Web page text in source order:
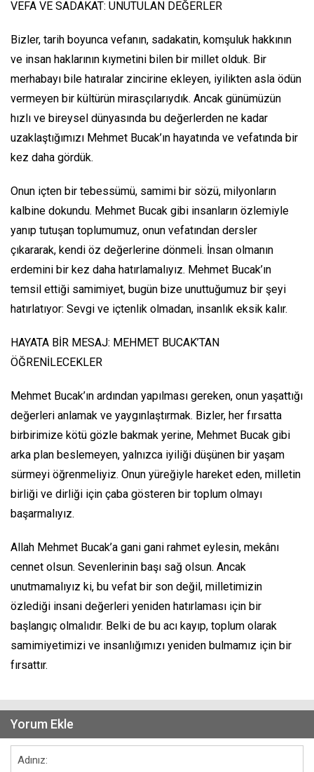
VEFA VE SADAKAT: UNUTULAN DEĞERLER
Bizler, tarih boyunca vefanın, sadakatin, komşuluk hakkının
ve insan haklarının kıymetini bilen bir millet olduk. Bir
merhabayı bile hatıralar zincirine ekleyen, iyilikten asla ödün
vermeyen bir kültürün mirasçılarıydık. Ancak günümüzün
hızlı ve bireysel dünyasında bu değerlerden ne kadar
uzaklaştığımızı Mehmet Bucak’ın hayatında ve vefatında bir
kez daha gördük.
Onun içten bir tebessümü, samimi bir sözü, milyonların
kalbine dokundu. Mehmet Bucak gibi insanların özlemiyle
yanıp tutuşan toplumumuz, onun vefatından dersler
çıkararak, kendi öz değerlerine dönmeli. İnsan olmanın
erdemini bir kez daha hatırlamalıyız. Mehmet Bucak’ın
temsil ettiği samimiyet, bugün bize unuttuğumuz bir şeyi
hatırlatıyor: Sevgi ve içtenlik olmadan, insanlık eksik kalır.
HAYATA BİR MESAJ: MEHMET BUCAK’TAN
ÖĞRENİLECEKLER
Mehmet Bucak’ın ardından yapılması gereken, onun yaşattığı
değerleri anlamak ve yaygınlaştırmak. Bizler, her fırsatta
birbirimize kötü gözle bakmak yerine, Mehmet Bucak gibi
arka plan beslemeyen, yalnızca iyiliği düşünen bir yaşam
sürmeyi öğrenmeliyiz. Onun yüreğiyle hareket eden, milletin
birliği ve dirliği için çaba gösteren bir toplum olmayı
başarmalıyız.
Allah Mehmet Bucak’a gani gani rahmet eylesin, mekânı
cennet olsun. Sevenlerinin başı sağ olsun. Ancak
unutmamalıyız ki, bu vefat bir son değil, milletimizin
özlediği insani değerleri yeniden hatırlaması için bir
başlangıç olmalıdır. Belki de bu acı kayıp, toplum olarak
samimiyetimizi ve insanlığımızı yeniden bulmamız için bir
fırsattır.
Yorum Ekle